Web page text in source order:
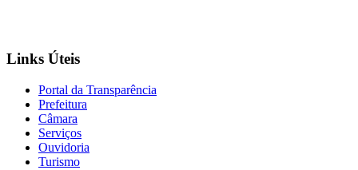
Links Úteis
Portal da Transparência
Prefeitura
Câmara
Serviços
Ouvidoria
Turismo